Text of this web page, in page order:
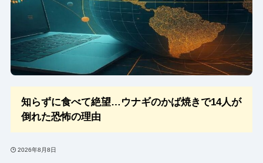
知らずに食べて絶望…ウナギのかば焼きで14人が
倒れた恐怖の理由
2026年8月8日